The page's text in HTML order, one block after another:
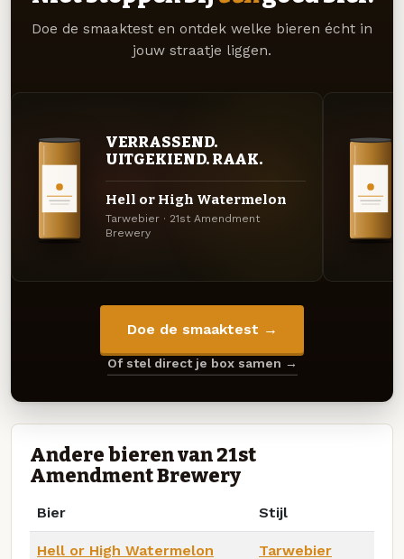
Doe de smaaktest en ontdek welke bieren écht in
jouw straatje liggen.
VERRASSEND.
UITGEKIEND. RAAK.
Hell or High Watermelon
Tarwebier · 21st Amendment
Brewery
Doe de smaaktest →
Of stel direct je box samen →
Andere bieren van 21st
Amendment Brewery
Bier Stijl
Hell or High Watermelon Tarwebier